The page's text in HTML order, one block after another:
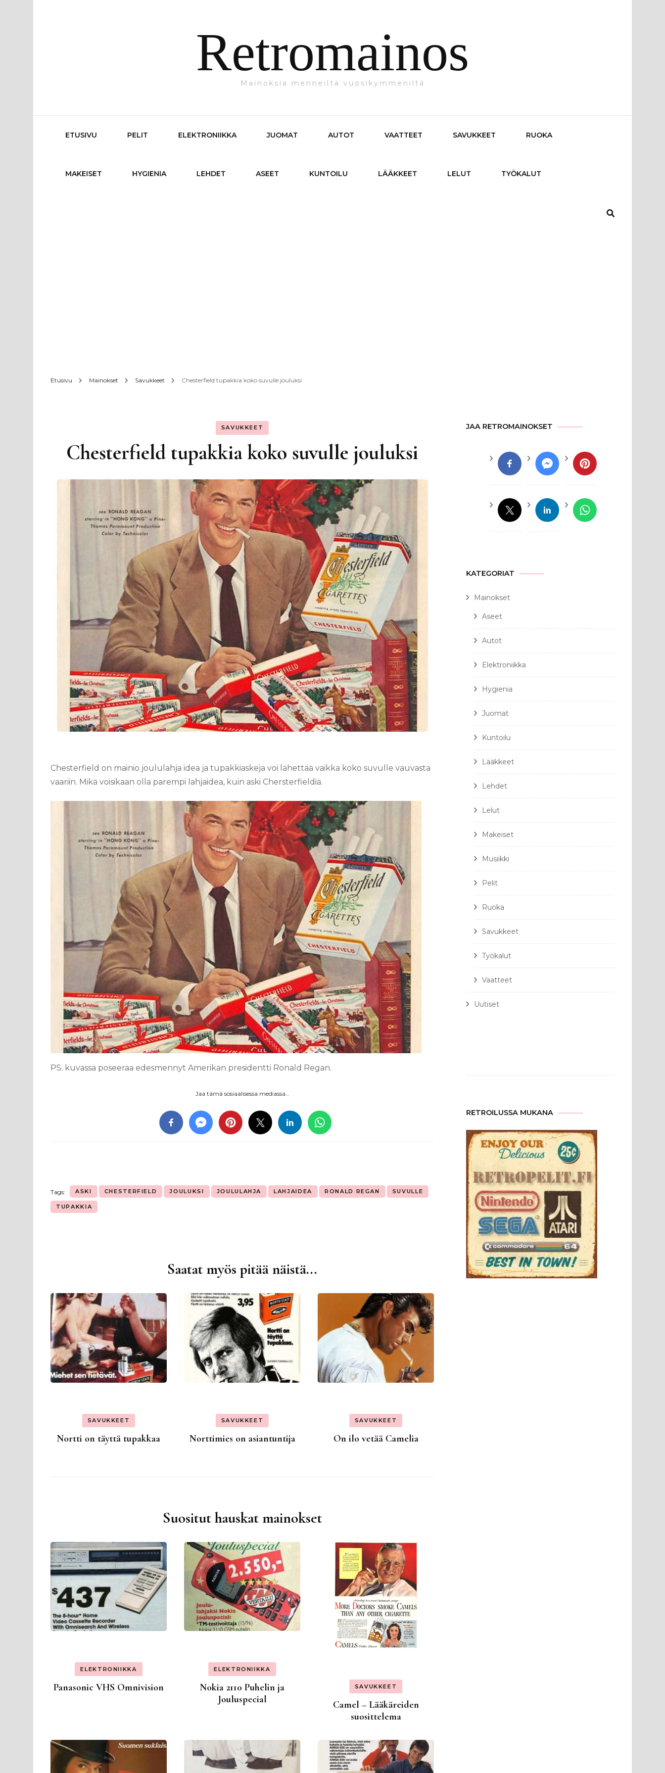
Retromainos
Mainoksia menneiltä vuosikymmeniltä
ETUSIVU PELIT ELEKTRONIIKKA JUOMAT AUTOT VAATTEET SAVUKKEET RUOKA
MAKEISET HYGIENIA LEHDET ASEET KUNTOILU LÄÄKKEET LELUT TYÖKALUT
Etusivu Mainokset Savukkeet Chesterfield tupakkia koko suvulle jouluksi
SAVUKKEET
Chesterfield tupakkia koko suvulle jouluksi
Chesterfield on mainio joululahja idea ja tupakkiaskeja voi lähettää vaikka koko suvulle vauvasta
vaariin. Mikä voisikaan olla parempi lahjaidea, kuin aski Chersterfieldiä.
PS. kuvassa poseeraa edesmennyt Amerikan presidentti Ronald Regan.
Jaa tämä sosiaalisessa mediassa…
Tags: ASKI CHESTERFIELD JOULUKSI JOULULAHJA LAHJAIDEA RONALD REGAN SUVULLE
TUPAKKIA
Saatat myös pitää näistä...
SAVUKKEET
Nortti on täyttä tupakkaa
SAVUKKEET
Norttimies on asiantuntija
SAVUKKEET
On ilo vetää Camelia
Suositut hauskat mainokset
ELEKTRONIIKKA
Panasonic VHS Omnivision
ELEKTRONIIKKA
Nokia 2110 Puhelin ja
Jouluspecial
SAVUKKEET
Camel – Lääkäreiden
suosittelema
JAA RETROMAINOKSET
KATEGORIAT
Mainokset
Aseet
Autot
Elektroniikka
Hygienia
Juomat
Kuntoilu
Lääkkeet
Lehdet
Lelut
Makeiset
Musiikki
Pelit
Ruoka
Savukkeet
Työkalut
Vaatteet
Uutiset
RETROILUSSA MUKANA